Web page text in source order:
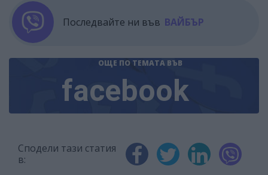
Последвайте ни във ВАЙБЪР
ОЩЕ ПО ТЕМАТА ВЪВ
facebook
Сподели тази статия
в: